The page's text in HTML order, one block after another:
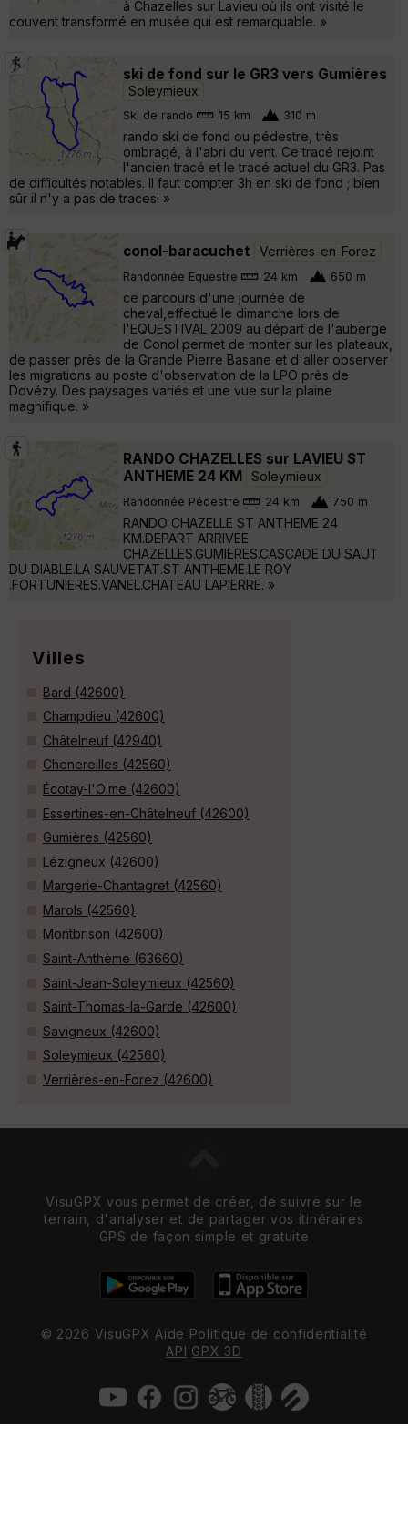
à Chazelles sur Lavieu où ils ont visité le
couvent transformé en musée qui est remarquable. »
ski de fond sur le GR3 vers Gumières
Soleymieux
Ski de rando 15 km 310 m
rando ski de fond ou pédestre, très
ombragé, à l'abri du vent. Ce tracé rejoint
l'ancien tracé et le tracé actuel du GR3. Pas
de difficultés notables. Il faut compter 3h en ski de fond ; bien
sûr il n'y a pas de traces! »
conol-baracuchet Verrières-en-Forez
Randonnée Equestre 24 km 650 m
ce parcours d'une journée de
cheval,effectué le dimanche lors de
l'EQUESTIVAL 2009 au départ de l'auberge
de Conol permet de monter sur les plateaux,
de passer près de la Grande Pierre Basane et d'aller observer
les migrations au poste d'observation de la LPO près de
Dovézy. Des paysages variés et une vue sur la plaine
magnifique. »
RANDO CHAZELLES sur LAVIEU ST
ANTHEME 24 KM
Soleymieux
Randonnée Pédestre 24 km 750 m
RANDO CHAZELLE ST ANTHEME 24
KM.DEPART ARRIVEE
CHAZELLES.GUMIERES.CASCADE DU SAUT
DU DIABLE.LA SAUVETAT.ST ANTHEME.LE ROY
.FORTUNIERES.VANEL.CHATEAU LAPIERRE. »
Villes
Bard (42600)
Champdieu (42600)
Châtelneuf (42940)
Chenereilles (42560)
Écotay-l'Olme (42600)
Essertines-en-Châtelneuf (42600)
Gumières (42560)
Lézigneux (42600)
Margerie-Chantagret (42560)
Marols (42560)
Montbrison (42600)
Saint-Anthème (63660)
Saint-Jean-Soleymieux (42560)
Saint-Thomas-la-Garde (42600)
Savigneux (42600)
Soleymieux (42560)
Verrières-en-Forez (42600)
VisuGPX vous permet de créer, de suivre sur le
terrain, d'analyser et de partager vos itinéraires
GPS de façon simple et gratuite
© 2026 VisuGPX Aide Politique de confidentialité
API GPX 3D